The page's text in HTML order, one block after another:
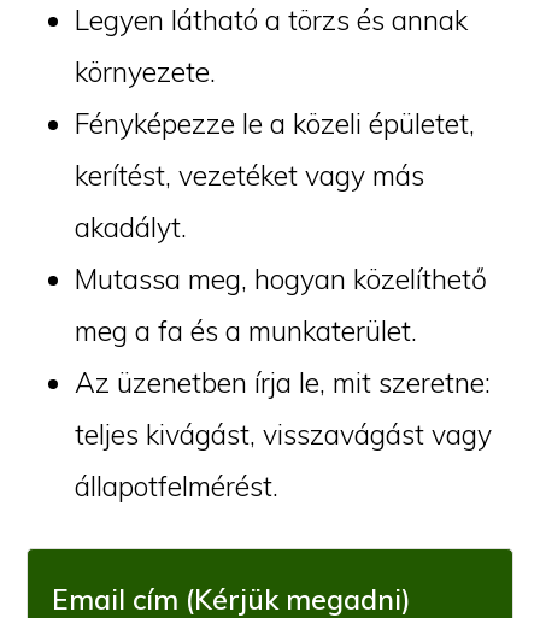
Legyen látható a törzs és annak
környezete.
Fényképezze le a közeli épületet,
kerítést, vezetéket vagy más
akadályt.
Mutassa meg, hogyan közelíthető
meg a fa és a munkaterület.
Az üzenetben írja le, mit szeretne:
teljes kivágást, visszavágást vagy
állapotfelmérést.
Email cím (Kérjük megadni)